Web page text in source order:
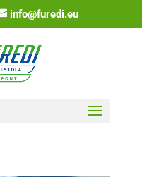
info@furedi.eu